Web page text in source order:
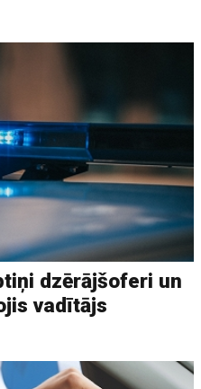
dzērājšoferi un
vadītājs